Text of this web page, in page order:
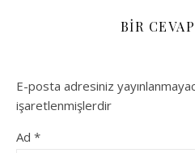
BIR
E-posta adresiniz
işaretlenmişlerdir
Ad *